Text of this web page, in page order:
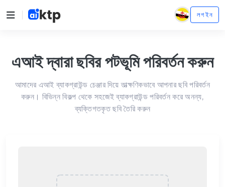
লগ ইন
এআই দ্বারা ছবির পটভূমি পরিবর্তন করুন
আমাদের এআই ব্যাকগ্রাউন্ড চেঞ্জার দিয়ে তাত্ক্ষণিকভাবে আপনার ছবি পরিবর্তন
করুন। বিভিন্ন বিকল্প থেকে সহজেই ব্যাকগ্রাউন্ড পরিবর্তন করে অনন্য,
ব্যক্তিগতকৃত ছবি তৈরি করুন